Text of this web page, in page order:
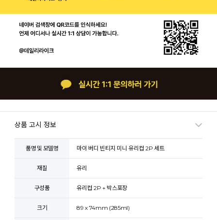
상품 고시 정보
품명 및 모델명 마이 버디 빈티지 미니 유리컵 2P 세트
재질 유리
구성품 유리컵 2P + 박스포장
크기 89 x 74mm (285ml)